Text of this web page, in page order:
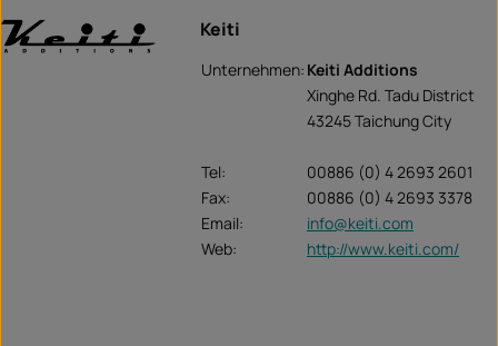
Keiti
Unternehmen: Keiti Additions
Xinghe Rd. Tadu District
43245 Taichung City
Tel:
00886 (0) 4 2693 2601
Fax:
00886 (0) 4 2693 3378
Email:
info@keiti.com
Web:
http://www.keiti.com/